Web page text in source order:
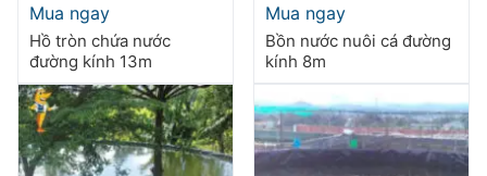
Mua ngayphẩm
này
có
nhiều
biến
thể.
Các
Hồ tròn chứa nước
đường kính 13m
Mua ngayphẩm
này
biến
thể.
Các
Bồn nước nuôi cá đường
kính 8m